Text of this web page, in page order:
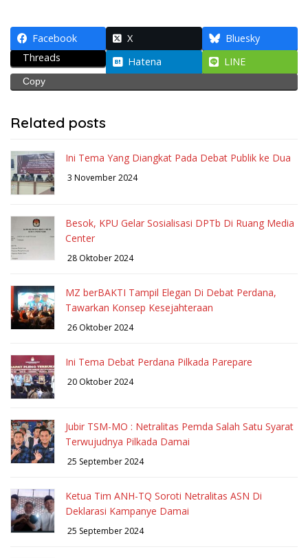
Facebook X
Bluesky
Threads
Hatena LINE
Copy
Related posts
Ini Tema Yang Diangkat Pada Debat Publik ke Dua
3 November 2024
Besok, KPU Gelar Sosialisasi DPTb Di Ruang Media
Center
28 Oktober 2024
MZ berBAKTI Tampil Elegan Di Debat Perdana,
Tawarkan Konsep Kesejahteraan
26 Oktober 2024
Ini Tema Debat Perdana Pilkada Parepare
20 Oktober 2024
Jubir TSM-MO : Netralitas Pemda Salah Satu Syarat
Terwujudnya Pilkada Damai
25 September 2024
Ketua Tim ANH-TQ Soroti Netralitas ASN Di
Deklarasi Kampanye Damai
25 September 2024